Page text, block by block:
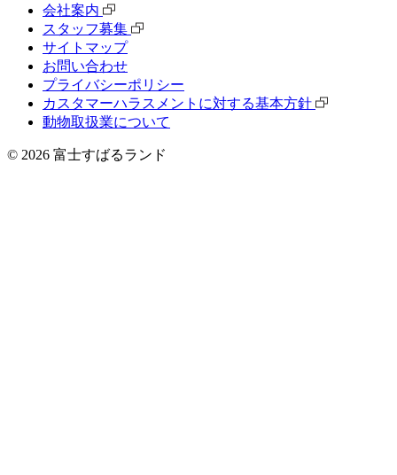
会社案内
スタッフ募集
サイトマップ
お問い合わせ
プライバシーポリシー
カスタマーハラスメントに対する基本方針
動物取扱業について
© 2026 富士すばるランド